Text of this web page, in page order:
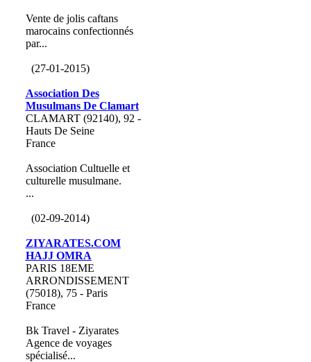
Vente de jolis caftans
marocains confectionnés
par...
(27-01-2015)
Association Des
Musulmans De Clamart
CLAMART (92140), 92 -
Hauts De Seine
France
Association Cultuelle et
culturelle musulmane.
...
(02-09-2014)
ZIYARATES.COM
HAJJ OMRA
PARIS 18EME
ARRONDISSEMENT
(75018), 75 - Paris
France
Bk Travel - Ziyarates
Agence de voyages
spécialisé...